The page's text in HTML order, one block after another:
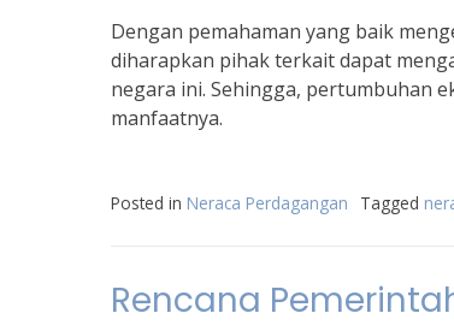
Dengan pemahaman yang baik
diharapkan pihak terkait dapat
negara ini. Sehingga, pertumbuhan
manfaatnya.
Posted in Neraca Perdagangan Tagged
Rencana